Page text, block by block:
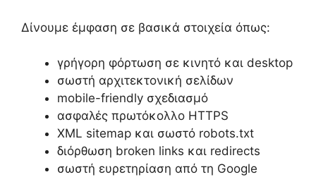
Δίνουμε έμφαση σε βασικά στοιχεία όπως:
γρήγορη φόρτωση σε κινητό και desktop
σωστή αρχιτεκτονική σελίδων
mobile-friendly σχεδιασμό
ασφαλές πρωτόκολλο HTTPS
XML sitemap και σωστό robots.txt
διόρθωση broken links και redirects
σωστή ευρετηρίαση από τη Google